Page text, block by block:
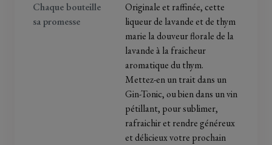
Chaque bouteille
sa promesse
Originale et raffinée, cette
liqueur de lavande et de thym
marie la douveur florale de la
lavande à la fraicheur
aromatique du thym.
Mettez-en un trait dans un
Gin-Tonic, ou bien dans un vin
pétillant, pour sublimer,
rafraichir et rendre généreux
et délicieux votre prochain